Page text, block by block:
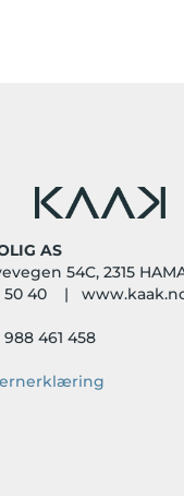
AS
54C, 2315
50 40 |
988 461 458